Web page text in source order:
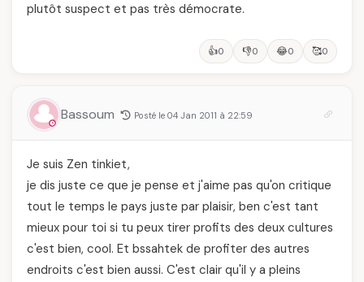
plutôt suspect et pas très démocrate.
👍0 👎0 😂0 🥰0
Bassoum Posté le 04 Jan 2011 à 22:59
Je suis Zen tinkiet,
je dis juste ce que je pense et j'aime pas qu'on critique
tout le temps le pays juste par plaisir, ben c'est tant
mieux pour toi si tu peux tirer profits des deux cultures
c'est bien, cool. Et bssahtek de profiter des autres
endroits c'est bien aussi. C'est clair qu'il y a pleins